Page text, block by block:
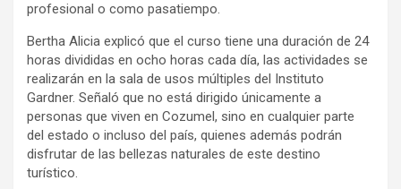
profesional o como pasatiempo.
Bertha Alicia explicó que el curso tiene una duración de 24
horas divididas en ocho horas cada día, las actividades se
realizarán en la sala de usos múltiples del Instituto
Gardner. Señaló que no está dirigido únicamente a
personas que viven en Cozumel, sino en cualquier parte
del estado o incluso del país, quienes además podrán
disfrutar de las bellezas naturales de este destino
turístico.